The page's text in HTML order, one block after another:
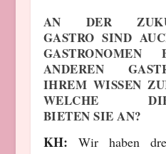
AN DER
GASTRO SIND
ANDEREN
IHREM WISSEN
WELCHE
BIETEN SIE AN?
KH: Wir haben